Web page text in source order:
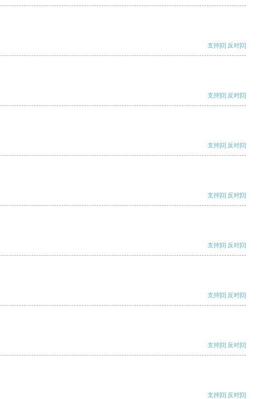
支持[0] 反对[0]
支持[0] 反对[0]
支持[0] 反对[0]
支持[0] 反对[0]
支持[0] 反对[0]
支持[0] 反对[0]
支持[0] 反对[0]
支持[0] 反对[0]